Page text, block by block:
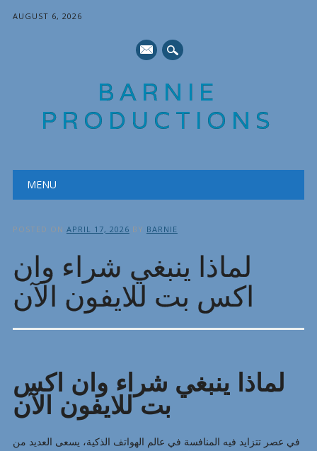
AUGUST 6, 2026
mail
BARNIE
PRODUCTIONS
Main menu
MENU
POSTED ON APRIL 17, 2026 BY BARNIE
لماذا ينبغي شراء وان
اكس بت للايفون الآن
لماذا ينبغي شراء وان اكس
بت للايفون الآن
في عصر تتزايد فيه المنافسة في عالم الهواتف الذكية، يسعى العديد من